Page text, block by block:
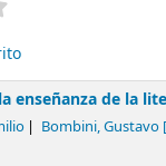
enseñanza de la
Bombini, Gustavo